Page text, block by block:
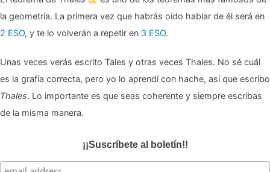
🎖
Thales,
árboles
y
la geometría. La primera vez que habrás oído hablar de él será en
2 ESO, y te lo volverán a repetir en 3 ESO.
Unas veces verás escrito Tales y otras veces Thales. No sé cuál
es la grafía correcta, pero yo lo aprendí con hache, así que escribo
Thales. Lo importante es que seas coherente y siempre escribas
de la misma manera.
¡¡Suscríbete al boletín!!